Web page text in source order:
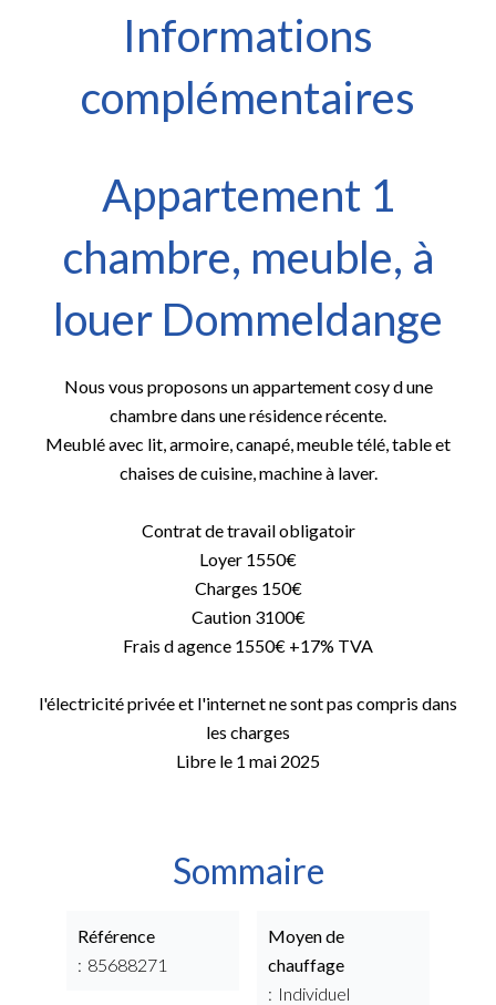
Informations
complémentaires
Appartement 1
chambre, meuble, à
louer Dommeldange
Nous vous proposons un appartement cosy d une
chambre dans une résidence récente.
Meublé avec lit, armoire, canapé, meuble télé, table et
chaises de cuisine, machine à laver.
Contrat de travail obligatoir
Loyer 1550€
Charges 150€
Caution 3100€
Frais d agence 1550€ +17% TVA
l'électricité privée et l'internet ne sont pas compris dans
les charges
Libre le 1 mai 2025
Sommaire
Référence
85688271
Moyen de
chauffage
Individuel